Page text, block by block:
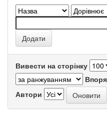
Вивести на сторінку
Автори